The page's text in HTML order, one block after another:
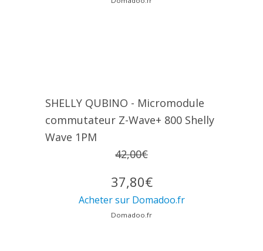
SHELLY QUBINO - Micromodule
commutateur Z-Wave+ 800 Shelly
Wave 1PM
42,00€
37,80€
Acheter sur Domadoo.fr
Domadoo.fr